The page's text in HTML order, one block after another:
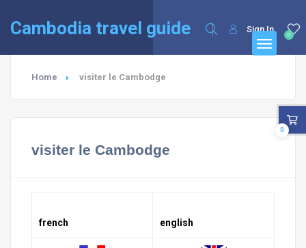
Cambodia travel guide 0
Sign In
Home visiter le Cambodge
visiter le Cambodge
french english
0